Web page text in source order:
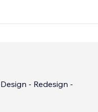
- Redesign -